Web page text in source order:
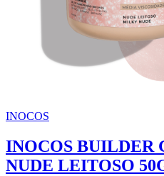
INOCOS
INOCOS BUILDER
NUDE LEITOSO